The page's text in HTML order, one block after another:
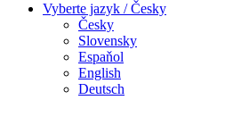
Vyberte jazyk / Česky
Česky
Slovensky
Espaňol
English
Deutsch